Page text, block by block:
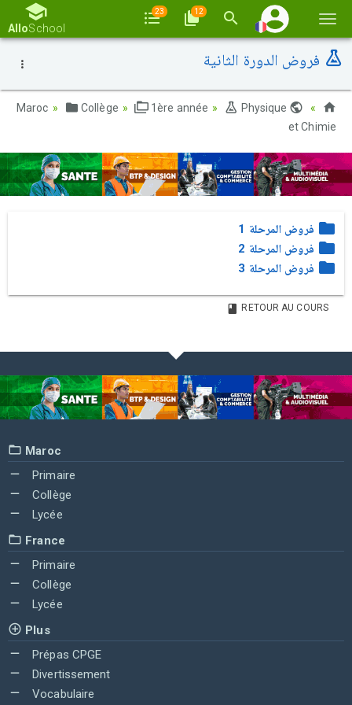
la
AlloSchool
23 12
فروض الدورة الثانية
Collège 1ère année
Physique
et Chimie
فروض المرحلة 1
فروض المرحلة 2
فروض المرحلة 3
RETOUR AU COURS
Maroc
Primaire
Collège
Lycée
France
Primaire
Collège
Lycée
Plus
Prépas CPGE
Divertissement
Vocabulaire